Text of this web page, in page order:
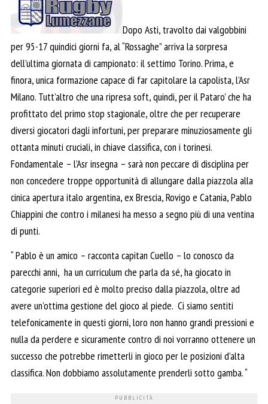
Dopo Asti, travolto dai valgobbini
per 95-17 quindici giorni fa, al “Rossaghe” arriva la sorpresa
dell’ultima giornata di campionato: il settimo Torino. Prima, e
finora, unica formazione capace di far capitolare la capolista, l’Asr
Milano. Tutt’altro che una ripresa soft, quindi, per il Pataro’ che ha
profittato del primo stop stagionale, oltre che per recuperare
diversi giocatori dagli infortuni, per preparare minuziosamente gli
ottanta minuti cruciali, in chiave classifica, con i torinesi.
Fondamentale – l’Asr insegna – sarà non peccare di disciplina per
non concedere troppe opportunità di allungare dalla piazzola alla
cinica apertura italo argentina, ex Brescia, Rovigo e Catania, Pablo
Chiappini che contro i milanesi ha messo a segno più di una ventina
di punti.
“ Pablo è un amico – racconta capitan Cuello – lo conosco da
parecchi anni, ha un curriculum che parla da sé, ha giocato in
categorie superiori ed è molto preciso dalla piazzola, oltre ad
avere un’ottima gestione del gioco al piede. Ci siamo sentiti
telefonicamente in questi giorni, loro non hanno grandi pressioni e
nulla da perdere e sicuramente contro di noi vorranno ottenere un
successo che potrebbe rimetterli in gioco per le posizioni d’alta
classifica. Non dobbiamo assolutamente prenderli sotto gamba. “